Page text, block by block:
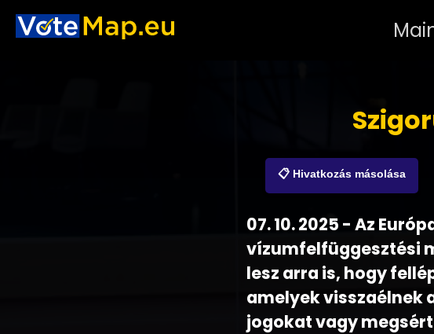
📋 Hivatkozás másolása
07. 10. 2025 - Az
vízumfelfüggesztési
lesz arra is, hogy
amelyek visszaélnek
jogokat vagy